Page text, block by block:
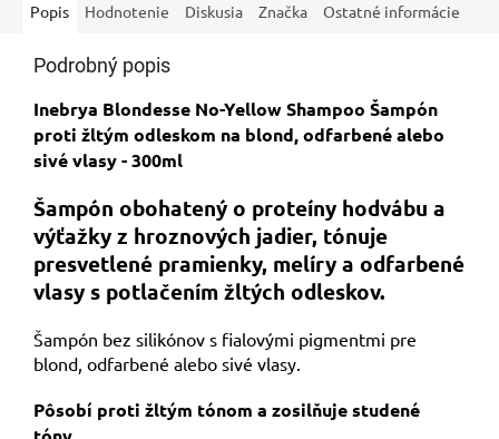
Popis Hodnotenie Diskusia Značka Ostatné informácie
Podrobný popis
Inebrya Blondesse No-Yellow Shampoo Šampón
proti žltým odleskom na blond, odfarbené alebo
sivé vlasy - 300ml
Šampón obohatený o proteíny hodvábu a
výťažky z hroznových jadier, tónuje
presvetlené pramienky, melíry a odfarbené
vlasy s potlačením žltých odleskov.
Šampón bez silikónov s fialovými pigmentmi pre
blond, odfarbené alebo sivé vlasy.
Pôsobí proti žltým tónom a zosilňuje studené